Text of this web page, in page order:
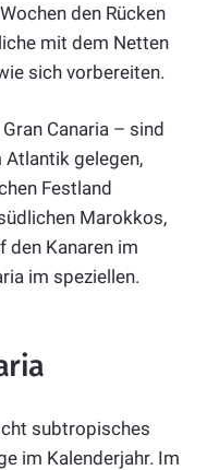
den Rücken
mit dem Netten
sich vorbereiten.
Canaria – sind
gelegen,
Festland
Marokkos,
den Kanaren im
im speziellen.
subtropisches
im Kalenderjahr. Im